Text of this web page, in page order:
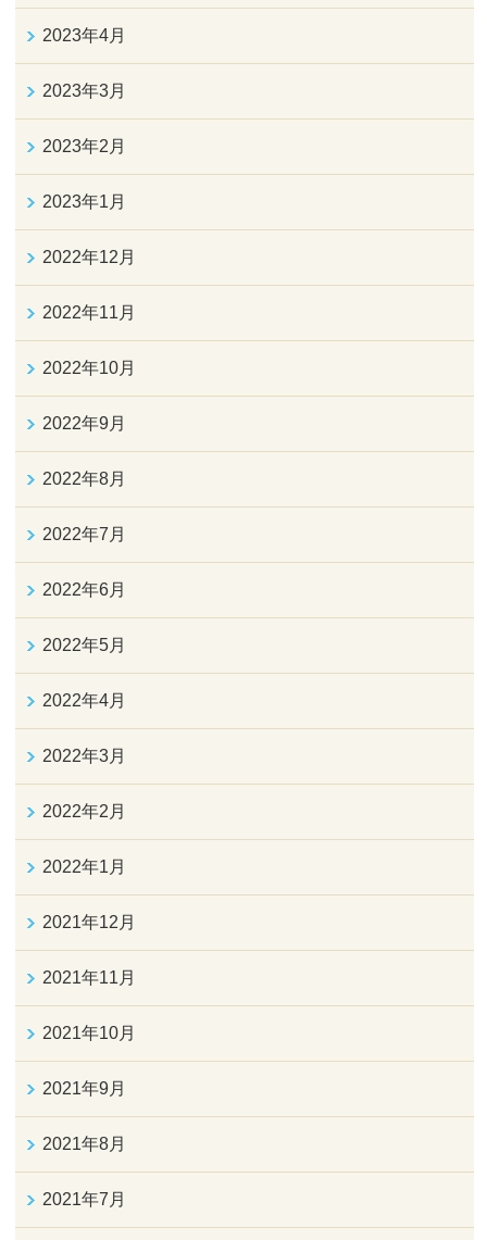
2023年4月
2023年3月
2023年2月
2023年1月
2022年12月
2022年11月
2022年10月
2022年9月
2022年8月
2022年7月
2022年6月
2022年5月
2022年4月
2022年3月
2022年2月
2022年1月
2021年12月
2021年11月
2021年10月
2021年9月
2021年8月
2021年7月